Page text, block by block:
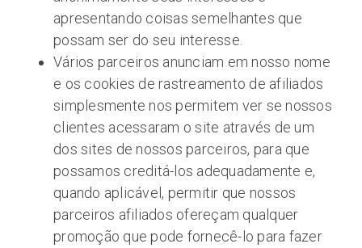
apresentando coisas semelhantes que
possam ser do seu interesse.
Vários parceiros anunciam em nosso nome
e os cookies de rastreamento de afiliados
simplesmente nos permitem ver se nossos
clientes acessaram o site através de um
dos sites de nossos parceiros, para que
possamos creditá-los adequadamente e,
quando aplicável, permitir que nossos
parceiros afiliados ofereçam qualquer
promoção que pode fornecê-lo para fazer